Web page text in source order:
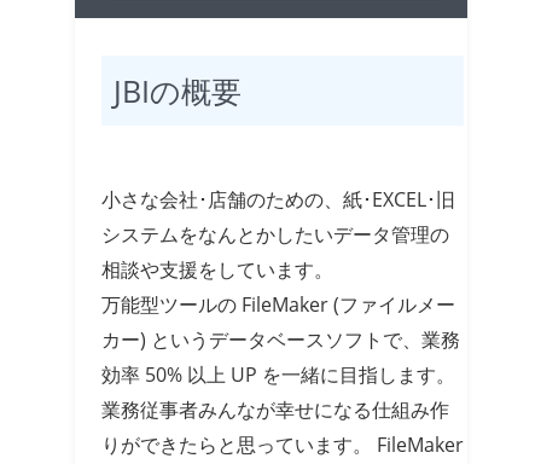
JBIの概要
小さな会社･店舗のための、紙･EXCEL･旧
システムをなんとかしたいデータ管理の
相談や支援をしています。
万能型ツールの FileMaker (ファイルメー
カー) というデータベースソフトで、業務
効率 50% 以上 UP を一緒に目指します。
業務従事者みんなが幸せになる仕組み作
りができたらと思っています。 FileMaker